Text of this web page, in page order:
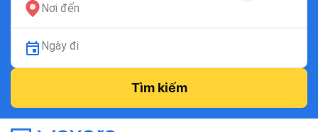
Nơi đến
Ngày đi
Tìm kiếm